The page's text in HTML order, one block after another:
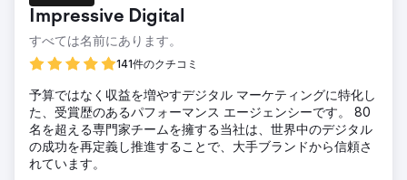
Impressive Digital
すべては名前にあります。
141件のクチコミ
予算ではなく収益を増やすデジタル マーケティングに特化し
た、受賞歴のあるパフォーマンス エージェンシーです。 80
名を超える専門家チームを擁する当社は、世界中のデジタル
の成功を再定義し推進することで、大手ブランドから信頼さ
れています。